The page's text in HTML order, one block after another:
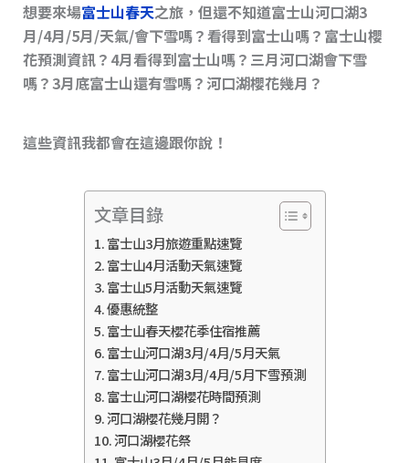
想要來場富士山春天之旅，但還不知道富士山河口湖3
月/4月/5月/天氣/會下雪嗎？看得到富士山嗎？富士山櫻
花預測資訊？4月看得到富士山嗎？三月河口湖會下雪
嗎？3月底富士山還有雪嗎？河口湖櫻花幾月？
這些資訊我都會在這邊跟你說！
文章目錄
富士山3月旅遊重點速覽
富士山4月活動天氣速覽
富士山5月活動天氣速覽
優惠統整
富士山春天櫻花季住宿推薦
富士山河口湖3月/4月/5月天氣
富士山河口湖3月/4月/5月下雪預測
富士山河口湖櫻花時間預測
河口湖櫻花幾月開？
河口湖櫻花祭